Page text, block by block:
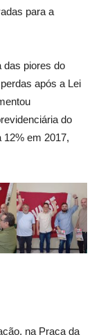
para a
das piores do
após a Lei
do
12% em 2017,
na Praça da